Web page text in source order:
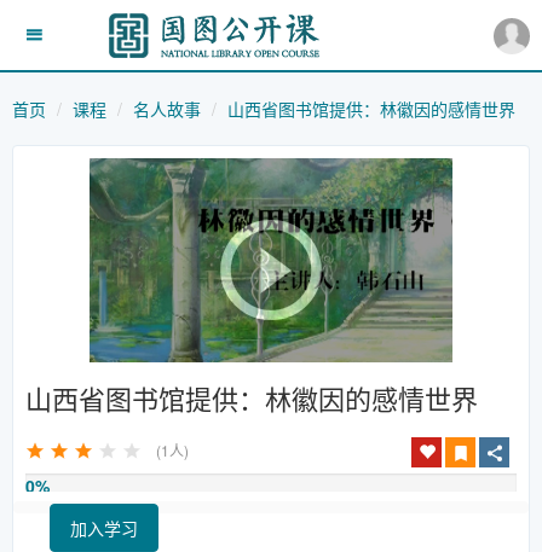
首页 课程 名人故事 山西省图书馆提供：林徽因的感情世界
山西省图书馆提供：林徽因的感情世界
(1人)
0%
加入学习